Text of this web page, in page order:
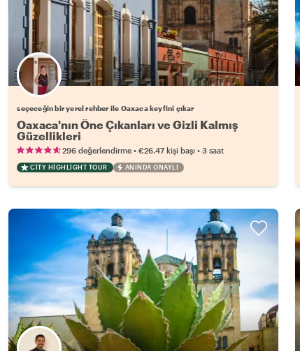
Favori yerel rehberini seç
seçeceğin bir yerel rehber ile Oaxaca keyfini çıkar
Oaxaca'nın Öne Çıkanları ve Gizli Kalmış
Güzellikleri
296 değerlendirme •€26.47 kişi başı •3 saat
CITY HIGHLIGHT TOUR ANINDA ONAYLI